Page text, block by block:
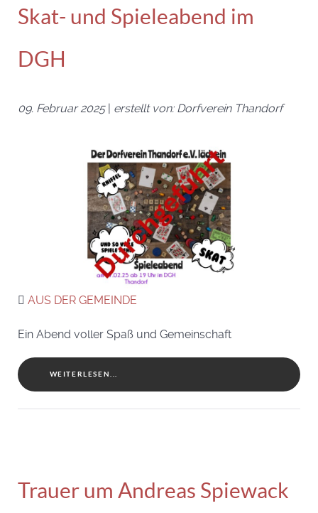
Skat- und Spieleabend im
DGH
09. Februar 2025 erstellt von: Dorfverein Thandorf
AUS DER GEMEINDE
Ein Abend voller Spaß und Gemeinschaft
WEITERLESEN...
Trauer um Andreas Spiewack